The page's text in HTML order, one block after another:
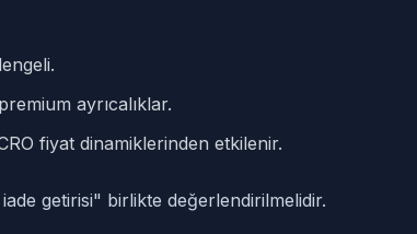
ayrıcalıklar.
fiyat dinamiklerinden etkilenir.
getirisi" birlikte değerlendirilmelidir.